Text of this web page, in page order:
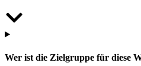
Wer ist die Zielgruppe für diese